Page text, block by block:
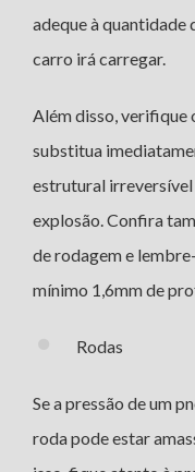
adeque à quantidade
carro irá carregar.
Além disso, verifique
substitua
estrutural irreversível
explosão. Confira
de rodagem e
mínimo 1,6mm de
Rodas
Se a pressão de um
roda pode estar